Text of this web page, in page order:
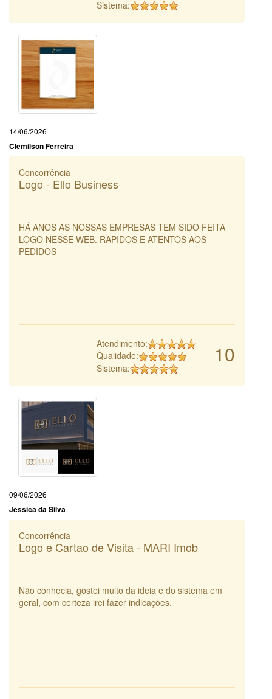
Sistema:
14/06/2026
Clemilson Ferreira
Concorrência
Logo - Ello Business
HÁ ANOS AS NOSSAS EMPRESAS TEM SIDO FEITA
LOGO NESSE WEB. RAPIDOS E ATENTOS AOS
PEDIDOS
10
Atendimento:
Qualidade:
Sistema:
09/06/2026
Jessica da Silva
Concorrência
Logo e Cartao de Visita - MARI Imob
Não conhecia, gostei muito da ideia e do sistema em
geral, com certeza irei fazer indicações.